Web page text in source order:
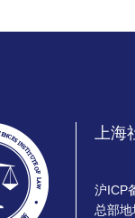
上海
沪ICP
总部